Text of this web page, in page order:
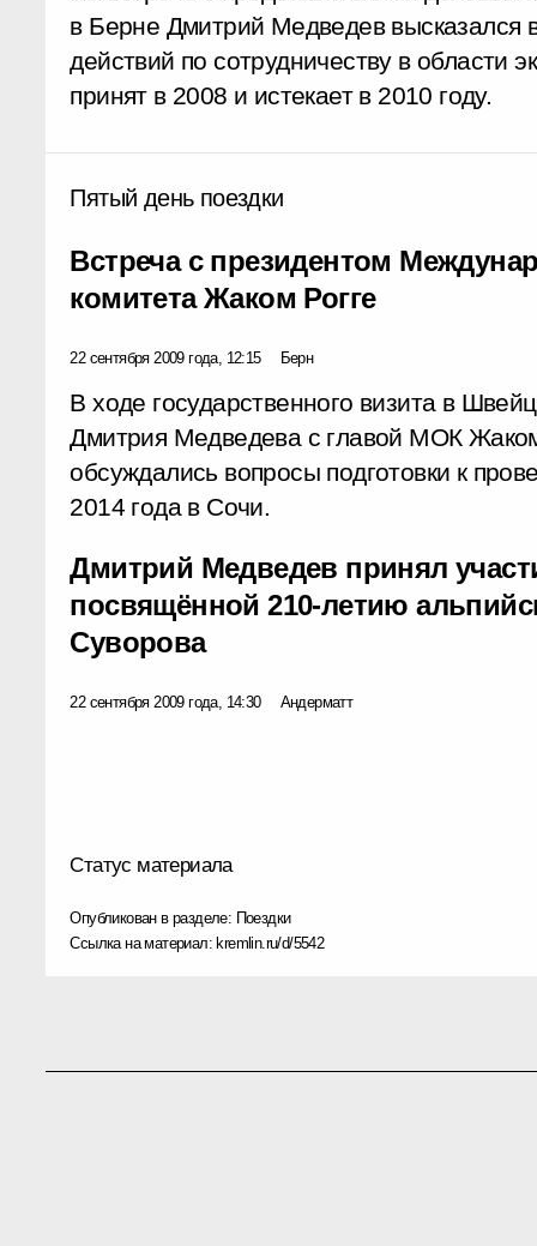
в Берне Дмитрий Медведев высказался
действий по сотрудничеству в области
принят в 2008 и истекает в 2010 году.
Пятый день поездки
Встреча с президентом
комитета Жаком Рогге
22 сентября 2009 года, 12:15 Берн
В ходе государственного визита в
Дмитрия Медведева с главой МОК
обсуждались вопросы подготовки к
2014 года в Сочи.
Дмитрий Медведев принял
посвящённой 210-летию
Суворова
22 сентября 2009 года, 14:30 Андерматт
Статус материала
Опубликован в разделе: Поездки
Ссылка на материал: kremlin.ru/d/5542